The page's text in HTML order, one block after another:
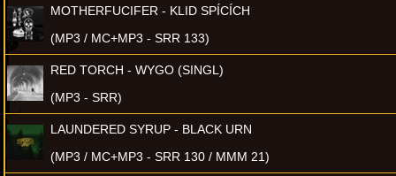
MOTHERFUCIFER - KLID SPÍCÍCH
(MP3 / MC+MP3 - SRR 133)
RED TORCH - WYGO (SINGL)
(MP3 - SRR)
LAUNDERED SYRUP - BLACK URN
(MP3 / MC+MP3 - SRR 130 / MMM 21)